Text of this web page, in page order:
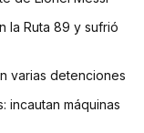
la Ruta 89 y sufrió
varias detenciones
incautan máquinas